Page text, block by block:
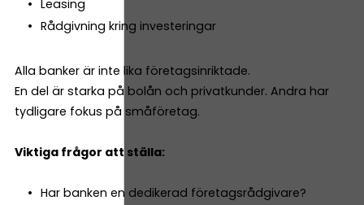
Leasing
Rådgivning kring investeringar
Alla banker är inte lika företagsinriktade.
En del är starka på bolån och privatkunder. Andra har
tydligare fokus på småföretag.
Viktiga frågor att ställa:
Har banken en dedikerad företagsrådgivare?